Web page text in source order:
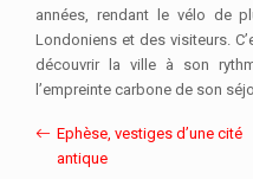
années, rendant le vélo de
Londoniens et des visiteurs.
découvrir la ville à son
l’empreinte carbone de son
Ephèse, vestiges d’une cité
antique